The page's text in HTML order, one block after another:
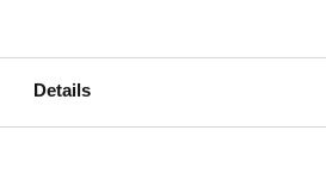
Details